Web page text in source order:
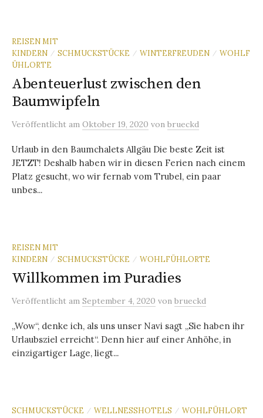
REISEN MIT
KINDERN / SCHMUCKSTÜCKE / WINTERFREUDEN / WOHLF
ÜHLORTE
Abenteuerlust zwischen den
Baumwipfeln
Veröffentlicht am Oktober 19, 2020 von brueckd
Urlaub in den Baumchalets Allgäu Die beste Zeit ist
JETZT! Deshalb haben wir in diesen Ferien nach einem
Platz gesucht, wo wir fernab vom Trubel, ein paar
unbes...
REISEN MIT
KINDERN / SCHMUCKSTÜCKE / WOHLFÜHLORTE
Willkommen im Puradies
Veröffentlicht am September 4, 2020 von brueckd
„Wow“, denke ich, als uns unser Navi sagt „Sie haben ihr
Urlaubsziel erreicht“. Denn hier auf einer Anhöhe, in
einzigartiger Lage, liegt...
SCHMUCKSTÜCKE / WELLNESSHOTELS / WOHLFÜHLORT